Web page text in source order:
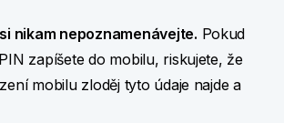
nikam nepoznamenávejte. Pokud
zapíšete do mobilu, riskujete, že
mobilu zloděj tyto údaje najde a